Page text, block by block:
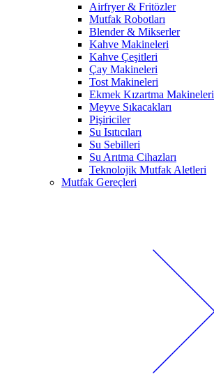
Airfryer & Fritözler
Mutfak Robotları
Blender & Mikserler
Kahve Makineleri
Kahve Çeşitleri
Çay Makineleri
Tost Makineleri
Ekmek Kızartma Makineleri
Meyve Sıkacakları
Pişiriciler
Su Isıtıcıları
Su Sebilleri
Su Arıtma Cihazları
Teknolojik Mutfak Aletleri
Mutfak Gereçleri